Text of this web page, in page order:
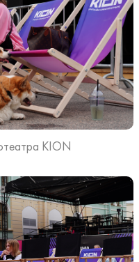
KION